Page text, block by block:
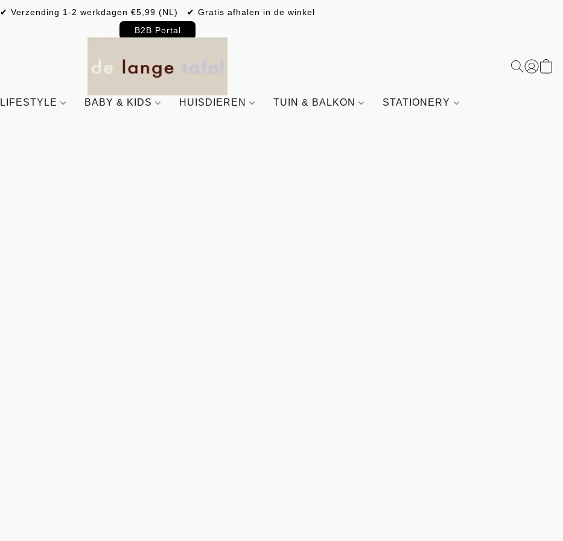
✔ Verzending 1-2 werkdagen €5,99 (NL) ✔ Gratis afhalen in de winkel
B2B Portal
LIFESTYLE BABY & KIDS HUISDIEREN TUIN & BALKON STATIONERY